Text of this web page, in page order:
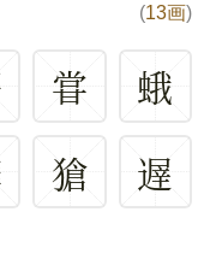
(13画)
甞
蛾
獊 遟